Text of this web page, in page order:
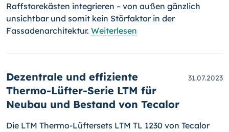
Raffstorekästen integrieren – von außen gänzlich
unsichtbar und somit kein Störfaktor in der
Fassadenarchitektur. Weiterlesen
Dezentrale und effiziente
Thermo-Lüfter-Serie LTM für
Neubau und Bestand von Tecalor
31.07.2023
Die LTM Thermo-Lüftersets LTM TL 1230 von Tecalor